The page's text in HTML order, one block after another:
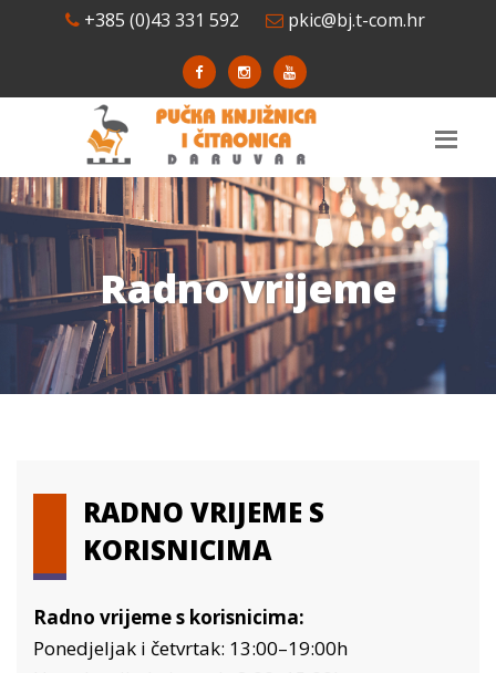
+385 (0)43 331 592 pkic@bj.t-com.hr
Radno vrijeme
RADNO VRIJEME S
KORISNICIMA
Radno vrijeme s korisnicima:
Ponedjeljak i četvrtak: 13:00–19:00h